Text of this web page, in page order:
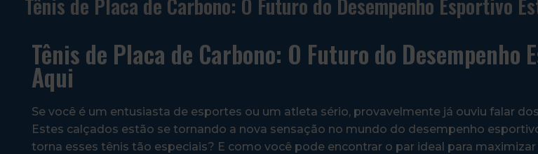
Tênis de Placa de Carbono: O Futuro do Desempenho Esportivo
Tênis de Placa de Carbono: O Futuro do Desempenho
Aqui
Se você é um entusiasta de esportes ou um atleta sério, provavelmente já ouviu falar
Estes calçados estão se tornando a nova sensação no mundo do desempenho
torna esses tênis tão especiais? E como você pode encontrar o par ideal para